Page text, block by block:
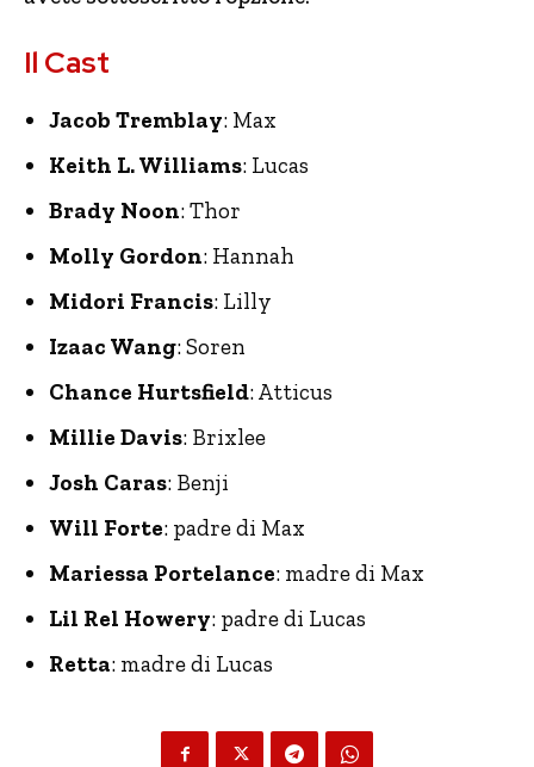
Il Cast
Jacob Tremblay: Max
Keith L. Williams: Lucas
Brady Noon: Thor
Molly Gordon: Hannah
Midori Francis: Lilly
Izaac Wang: Soren
Chance Hurtsfield: Atticus
Millie Davis: Brixlee
Josh Caras: Benji
Will Forte: padre di Max
Mariessa Portelance: madre di Max
Lil Rel Howery: padre di Lucas
Retta: madre di Lucas